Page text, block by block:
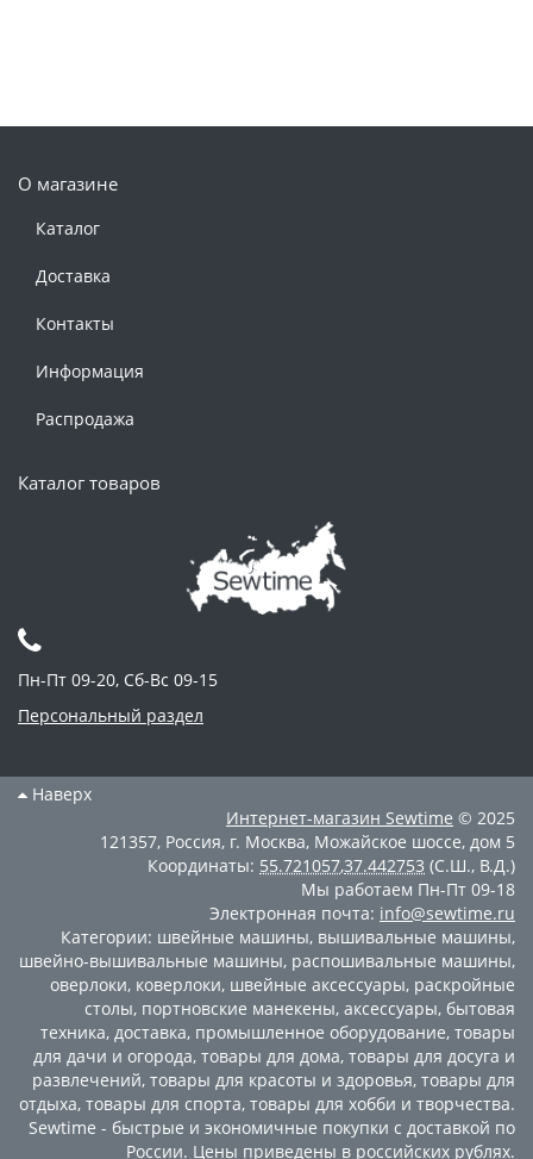
О магазине
Каталог
Доставка
Контакты
Информация
Распродажа
Каталог товаров
Пн-Пт 09-20, Сб-Вс 09-15
Персональный раздел
Наверх
Интернет-магазин Sewtime © 2025
121357, Россия, г. Москва, Можайское шоссе, дом 5
Координаты: 55.721057,37.442753 (С.Ш., В.Д.)
Мы работаем Пн-Пт 09-18
Электронная почта: info@sewtime.ru
Категории: швейные машины, вышивальные машины,
швейно-вышивальные машины, распошивальные машины,
оверлоки, коверлоки, швейные аксессуары, раскройные
столы, портновские манекены, аксессуары, бытовая
техника, доставка, промышленное оборудование, товары
для дачи и огорода, товары для дома, товары для досуга и
развлечений, товары для красоты и здоровья, товары для
отдыха, товары для спорта, товары для хобби и творчества.
Sewtime - быстрые и экономичные покупки с доставкой по
России. Цены приведены в российских рублях.